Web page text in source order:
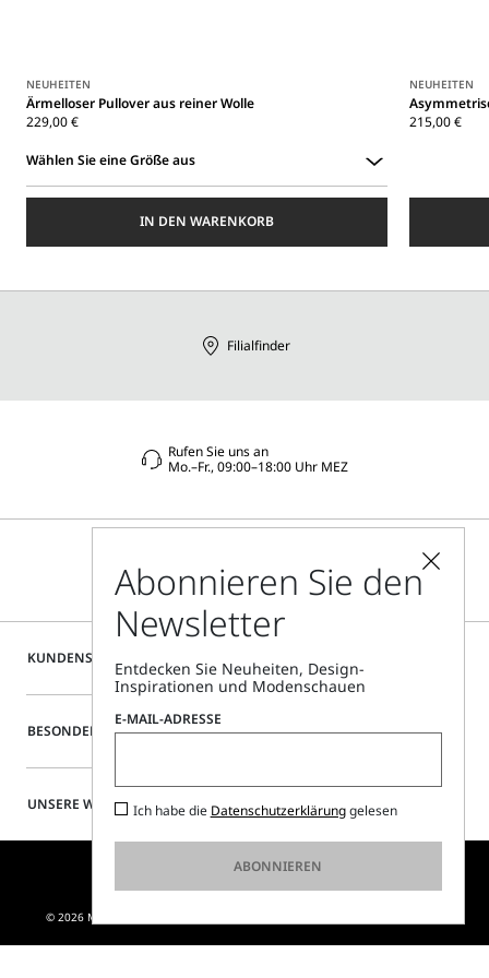
NEUHEITEN
Ärmelloser Pullover aus reiner Wolle
229,00 €
Wählen Sie eine Größe aus
IN DEN WARENKORB
NEUHEITEN
215,00 €
KUNDENSERVICE
BESONDERE SERVICES
UNSERE WEBSITE
Filialfinder
Rufen Sie uns an
Mo.–Fr., 09:00–18:00 Uhr MEZ
© 2026 MAX MARA S.R.L. P. IVA NR. 01397620350 - ESW VAT NR. IE9740240D
Abonnieren Sie den
Newsletter
Entdecken Sie Neuheiten, Design-
Inspirationen und Modenschauen
E-MAIL-ADRESSE
Ich habe die Datenschutzerklärunggelesen
ABONNIEREN